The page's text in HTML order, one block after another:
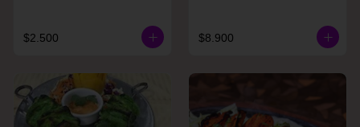
$2.500 $8.900